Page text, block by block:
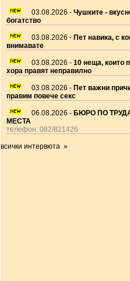
03.08.2026 - Чушките -
богатство
03.08.2026 - Пет навика, с
внимавате
03.08.2026 - 10 неща, които
хора правят неправилно
03.08.2026 - Пет важни
правим повече секс
06.08.2026 - БЮРО ПО
МЕСТА
телефон: 082/821426
всички интервюта »